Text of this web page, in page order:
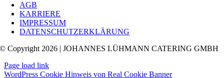
AGB
KARRIERE
IMPRESSUM
DATENSCHUTZERKLÄRUNG
© Copyright 2026 | JOHANNES LÜHMANN CATERING GMBH
Page load link
WordPress Cookie Hinweis von Real Cookie Banner